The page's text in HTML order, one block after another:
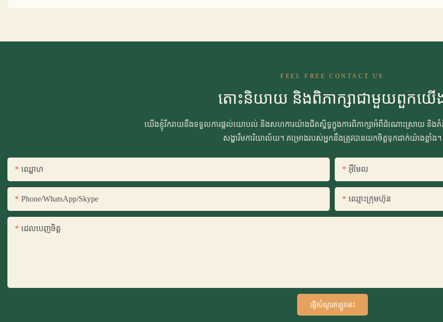
FEEL FREE CONTACT US
តោះនិយាយ និងពិភាក្សាជាមួយពួកយើ
យើងខ្ញុំរីករាយនឹងទទួលការផ្ដល់យោបល់ និងសហការយ៉ាងជិតស្និទ្ធក្នុងការពិភាក្សាអំពីដំណោះស្រាយ និង
សង្ហារឹមការិយាល័យ។ គម្រោងរបស់អ្នកនឹងត្រូវបានយកចិត្តទុកដាក់យ៉ាងខ្លាំង។
ឈ្ផោហ អ៊ីមែល
Phone/WhatsApp/Skype ឈ្មោះ​ក្រុម​ហ៊ុន
ដេលបេញចិត្ដ
ផ្ញើសំណួរឥឡូវនេះ